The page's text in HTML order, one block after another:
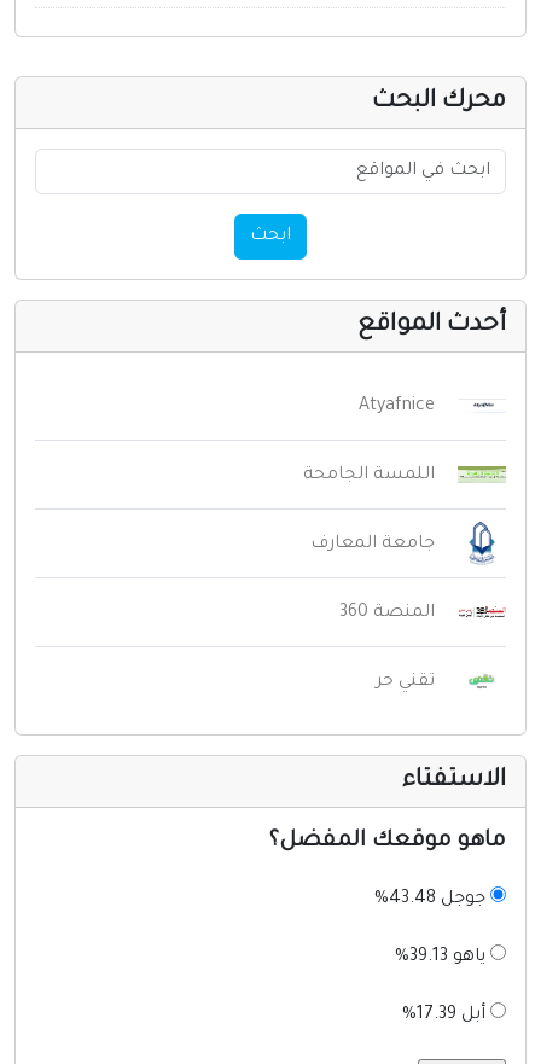
البحث
المواقع
Atyafnice
اللمسة الجامحة
جامعة المعارف
المنصة 360
تقني حر
موقعك المفضل؟
جوجل 43.48%
ياهو 39.13%
أبل 17.39%